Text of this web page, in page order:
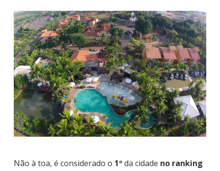
Não à toa, é considerado o 1ºda cidade no ranking